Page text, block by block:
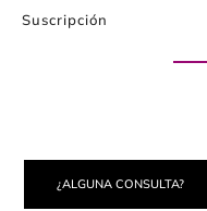
Suscripción
¿ALGUNA CONSULTA?